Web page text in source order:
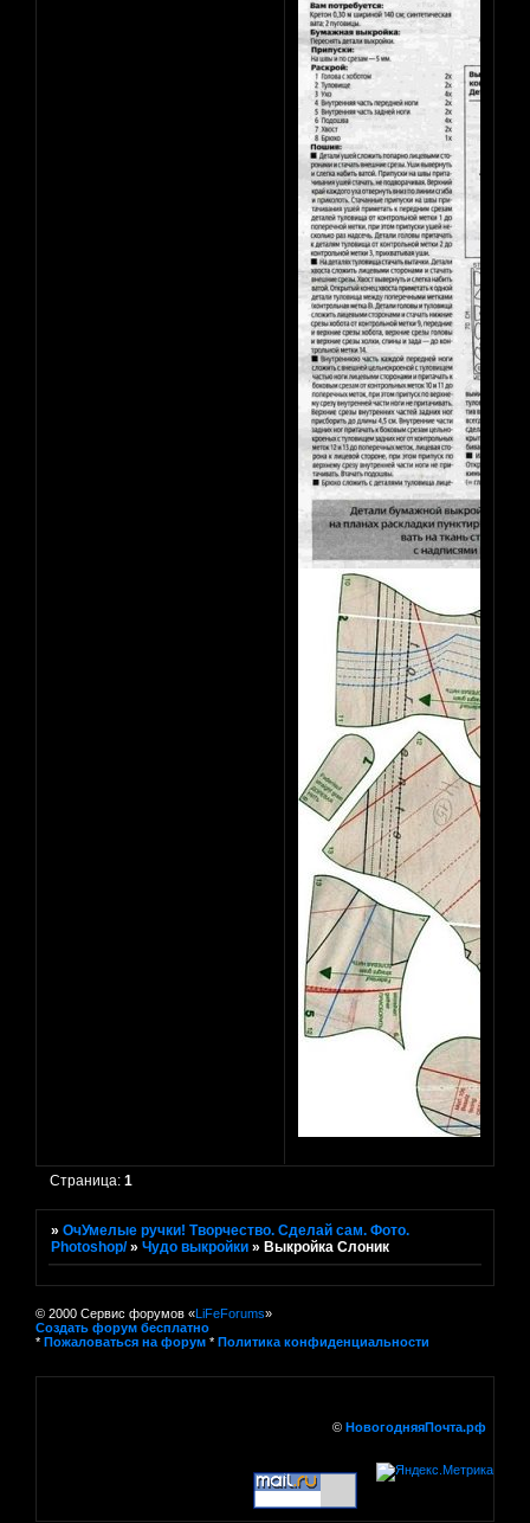
Страница:1
»ОчУмелые ручки! Творчество. Сделай сам. Фото.
Photoshop/ »Чудо выкройки »Выкройка Слоник
© 2000 Сервис форумов «LiFeForums»
Создать форум бесплатно
* Пожаловаться на форум * Политика конфиденциальности
© НовогодняяПочта.рф